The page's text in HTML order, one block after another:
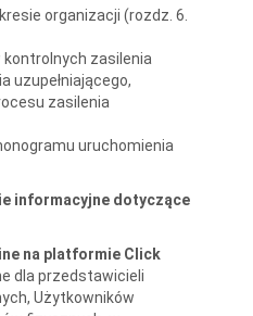
organizacji (rozdz. 6.
zasilenia
uzupełniającego,
zasilenia
uruchomienia
informacyjne dotyczące
na platformie Click
dla przedstawicieli
Użytkowników